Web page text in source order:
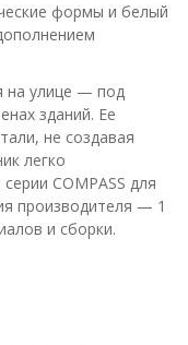
формы и белый
на улице — под
зданий. Ее
не создавая
легко
COMPASS для
производителя — 1
и сборки.